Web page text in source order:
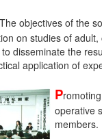
objectives of the
on studies of adult,
disseminate the
application of
P
operative
members.